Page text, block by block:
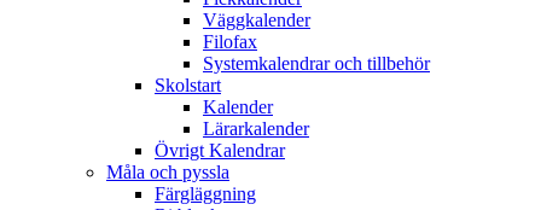
Väggkalender
Filofax
Systemkalendrar och tillbehör
Skolstart
Kalender
Lärarkalender
Övrigt Kalendrar
Måla och pyssla
Färgläggning